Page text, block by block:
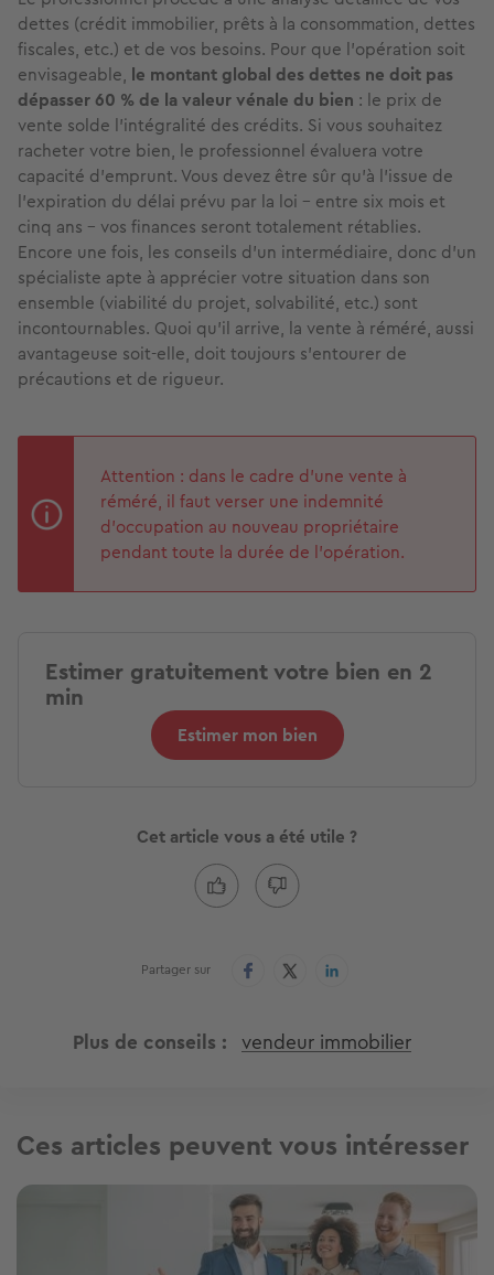
dettes (crédit immobilier, prêts à la consommation, dettes
fiscales, etc.) et de vos besoins. Pour que l’opération soit
envisageable, le montant global des dettes ne doit pas
dépasser 60 % de la valeur vénale du bien : le prix de
vente solde l’intégralité des crédits. Si vous souhaitez
racheter votre bien, le professionnel évaluera votre
capacité d’emprunt. Vous devez être sûr qu’à l’issue de
l’expiration du délai prévu par la loi – entre six mois et
cinq ans – vos finances seront totalement rétablies.
Encore une fois, les conseils d’un intermédiaire, donc d’un
spécialiste apte à apprécier votre situation dans son
ensemble (viabilité du projet, solvabilité, etc.) sont
incontournables. Quoi qu'il arrive, la vente à réméré, aussi
avantageuse soit-elle, doit toujours s’entourer de
précautions et de rigueur.
Attention : dans le cadre d’une vente à
réméré, il faut verser une indemnité
d’occupation au nouveau propriétaire
pendant toute la durée de l’opération.
Estimer gratuitement votre bien en 2
min
Estimer mon bien
Cet article vous a été utile ?
Partager sur
Plus de conseils vendeur immobilier
Ces articles peuvent vous intéresser
Image